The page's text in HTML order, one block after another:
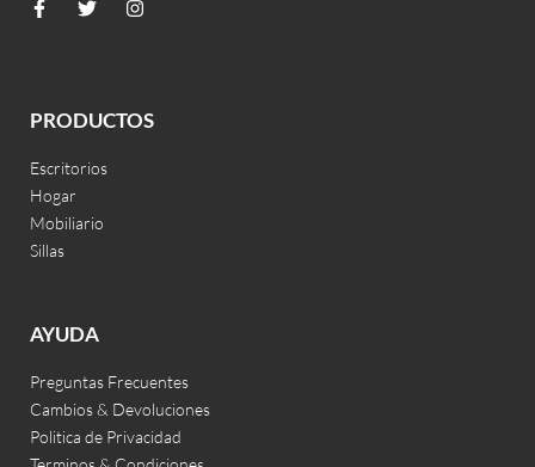
PRODUCTOS
Escritorios
Hogar
Mobiliario
Sillas
AYUDA
Preguntas Frecuentes
Cambios & Devoluciones
Politica de Privacidad